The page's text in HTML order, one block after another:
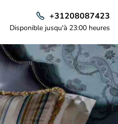
+31208087423
Disponible jusqu'à 23:00 heures